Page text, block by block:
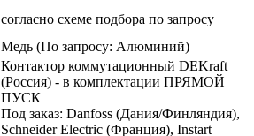
согласно схеме подбора по запросу
Медь (По запросу: Алюминий)
Контактор коммутационный DEKraft
(Россия) - в комплектации ПРЯМОЙ
ПУСК
Под заказ: Danfoss (Дания/Финляндия),
Schneider Electric (Франция), Instart